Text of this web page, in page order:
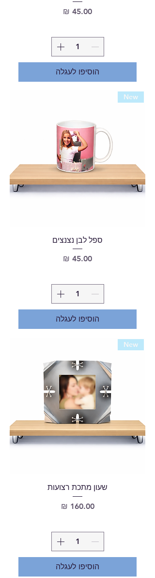
מחיר
הוסיפו לעגלה
New
ספל לבן נצנצים
מחיר
הוסיפו לעגלה
New
שעון מתכת רצועות
מחיר‏160.00 ‏₪
הוסיפו לעגלה